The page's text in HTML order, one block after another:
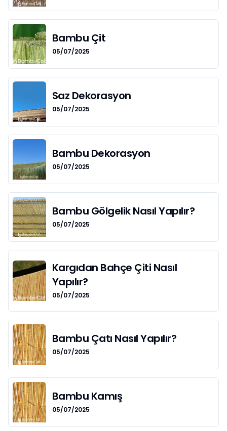
Bambu Çit
05/07/2025
Saz Dekorasyon
05/07/2025
Bambu Dekorasyon
05/07/2025
Bambu Gölgelik Nasıl Yapılır?
05/07/2025
Kargıdan Bahçe Çiti Nasıl
Yapılır?
05/07/2025
Bambu Çatı Nasıl Yapılır?
05/07/2025
Bambu Kamış
05/07/2025